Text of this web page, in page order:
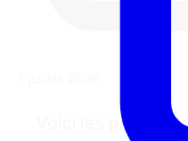
Voici les